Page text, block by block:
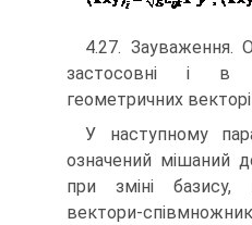
4.27. Зауваження.
застосовні і в
геометричних
У наступному
означений мішаний
при зміні базису,
вектори-